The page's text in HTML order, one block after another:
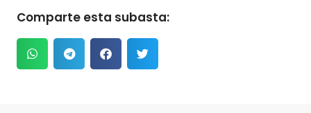
Comparte esta subasta: